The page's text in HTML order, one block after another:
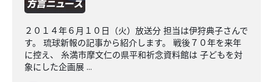
２０１４年６月１０日（火）放送分 担当は伊狩典子さんで
す。 琉球新報の記事から紹介します。 戦後７０年を来年
に控え、 糸満市摩文仁の県平和祈念資料館は 子どもを対
象にした企画展 ...